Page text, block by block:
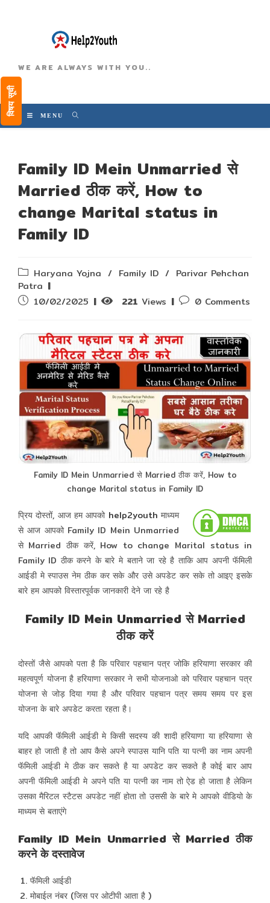
विषय सूची
WE ARE ALWAYS WITH YOU..
MENU
Family ID Mein Unmarried से
Married ठीक करें, How to
change Marital status in
Family ID
Post
category:
Haryana Yojna / Family ID / Parivar Pehchan
Patra
Post10/02/2025 221 Views
Post0 Comments
Family ID Mein Unmarried से Married ठीक करें, How to
change Marital status in Family ID
प्रिय दोस्तों, आज हम आपको help2youth माध्यम
से आज आपको Family ID Mein Unmarried
से Married ठीक करें, How to change Marital status in
Family ID ठीक करने के बारे मे बताने जा रहे है ताकि आप अपनी फॅमिली
आईडी मे स्पाउस नेम ठीक कर सके और उसे अपडेट कर सके तो आइए इसके
बारे हम आपको विस्तारपूर्वक जानकारी देने जा रहे है
Family ID Mein Unmarried से Married
ठीक करें
दोस्तों जैसे आपको पता है कि परिवार पहचान पत्र जोकि हरियाणा सरकार की
महत्वपूर्ण योजना है हरियाणा सरकार ने सभी योजनाओ को परिवार पहचान पत्र
योजना से जोड़ दिया गया है और परिवार पहचान पत्र समय समय पर इस
योजना के बारे अपडेट करता रहता है।
यदि आपकी फॅमिली आईडी मे किसी सदस्य की शादी हरियाणा या हरियाणा से
बाहर हो जाती है तो आप कैसे अपने स्पाउस यानि पति या पत्नी का नाम अपनी
फॅमिली आईडी मे ठीक कर सकते है या अपडेट कर सकते है कोई बार आप
अपनी फॅमिली आईडी मे अपने पति या पत्नी का नाम तो ऐड हो जाता है लेकिन
उसका मैरिटल स्टैटस अपडेट नहीं होता तो उससी के बारे मे आपको वीडियो के
माध्यम से बताएंगे
Family ID Mein Unmarried से Married ठीक
करने के दस्तावेज
फॅमिली आईडी
मोबाईल नंबर (जिस पर ओटीपी आता है )